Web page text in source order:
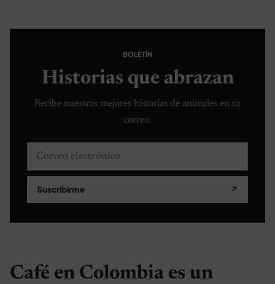
BOLETÍN
Historias que abrazan
Recibe nuestras mejores historias de animales en tu
correo.
Correo electrónico
Suscribirme ↗
Café en Colombia es un